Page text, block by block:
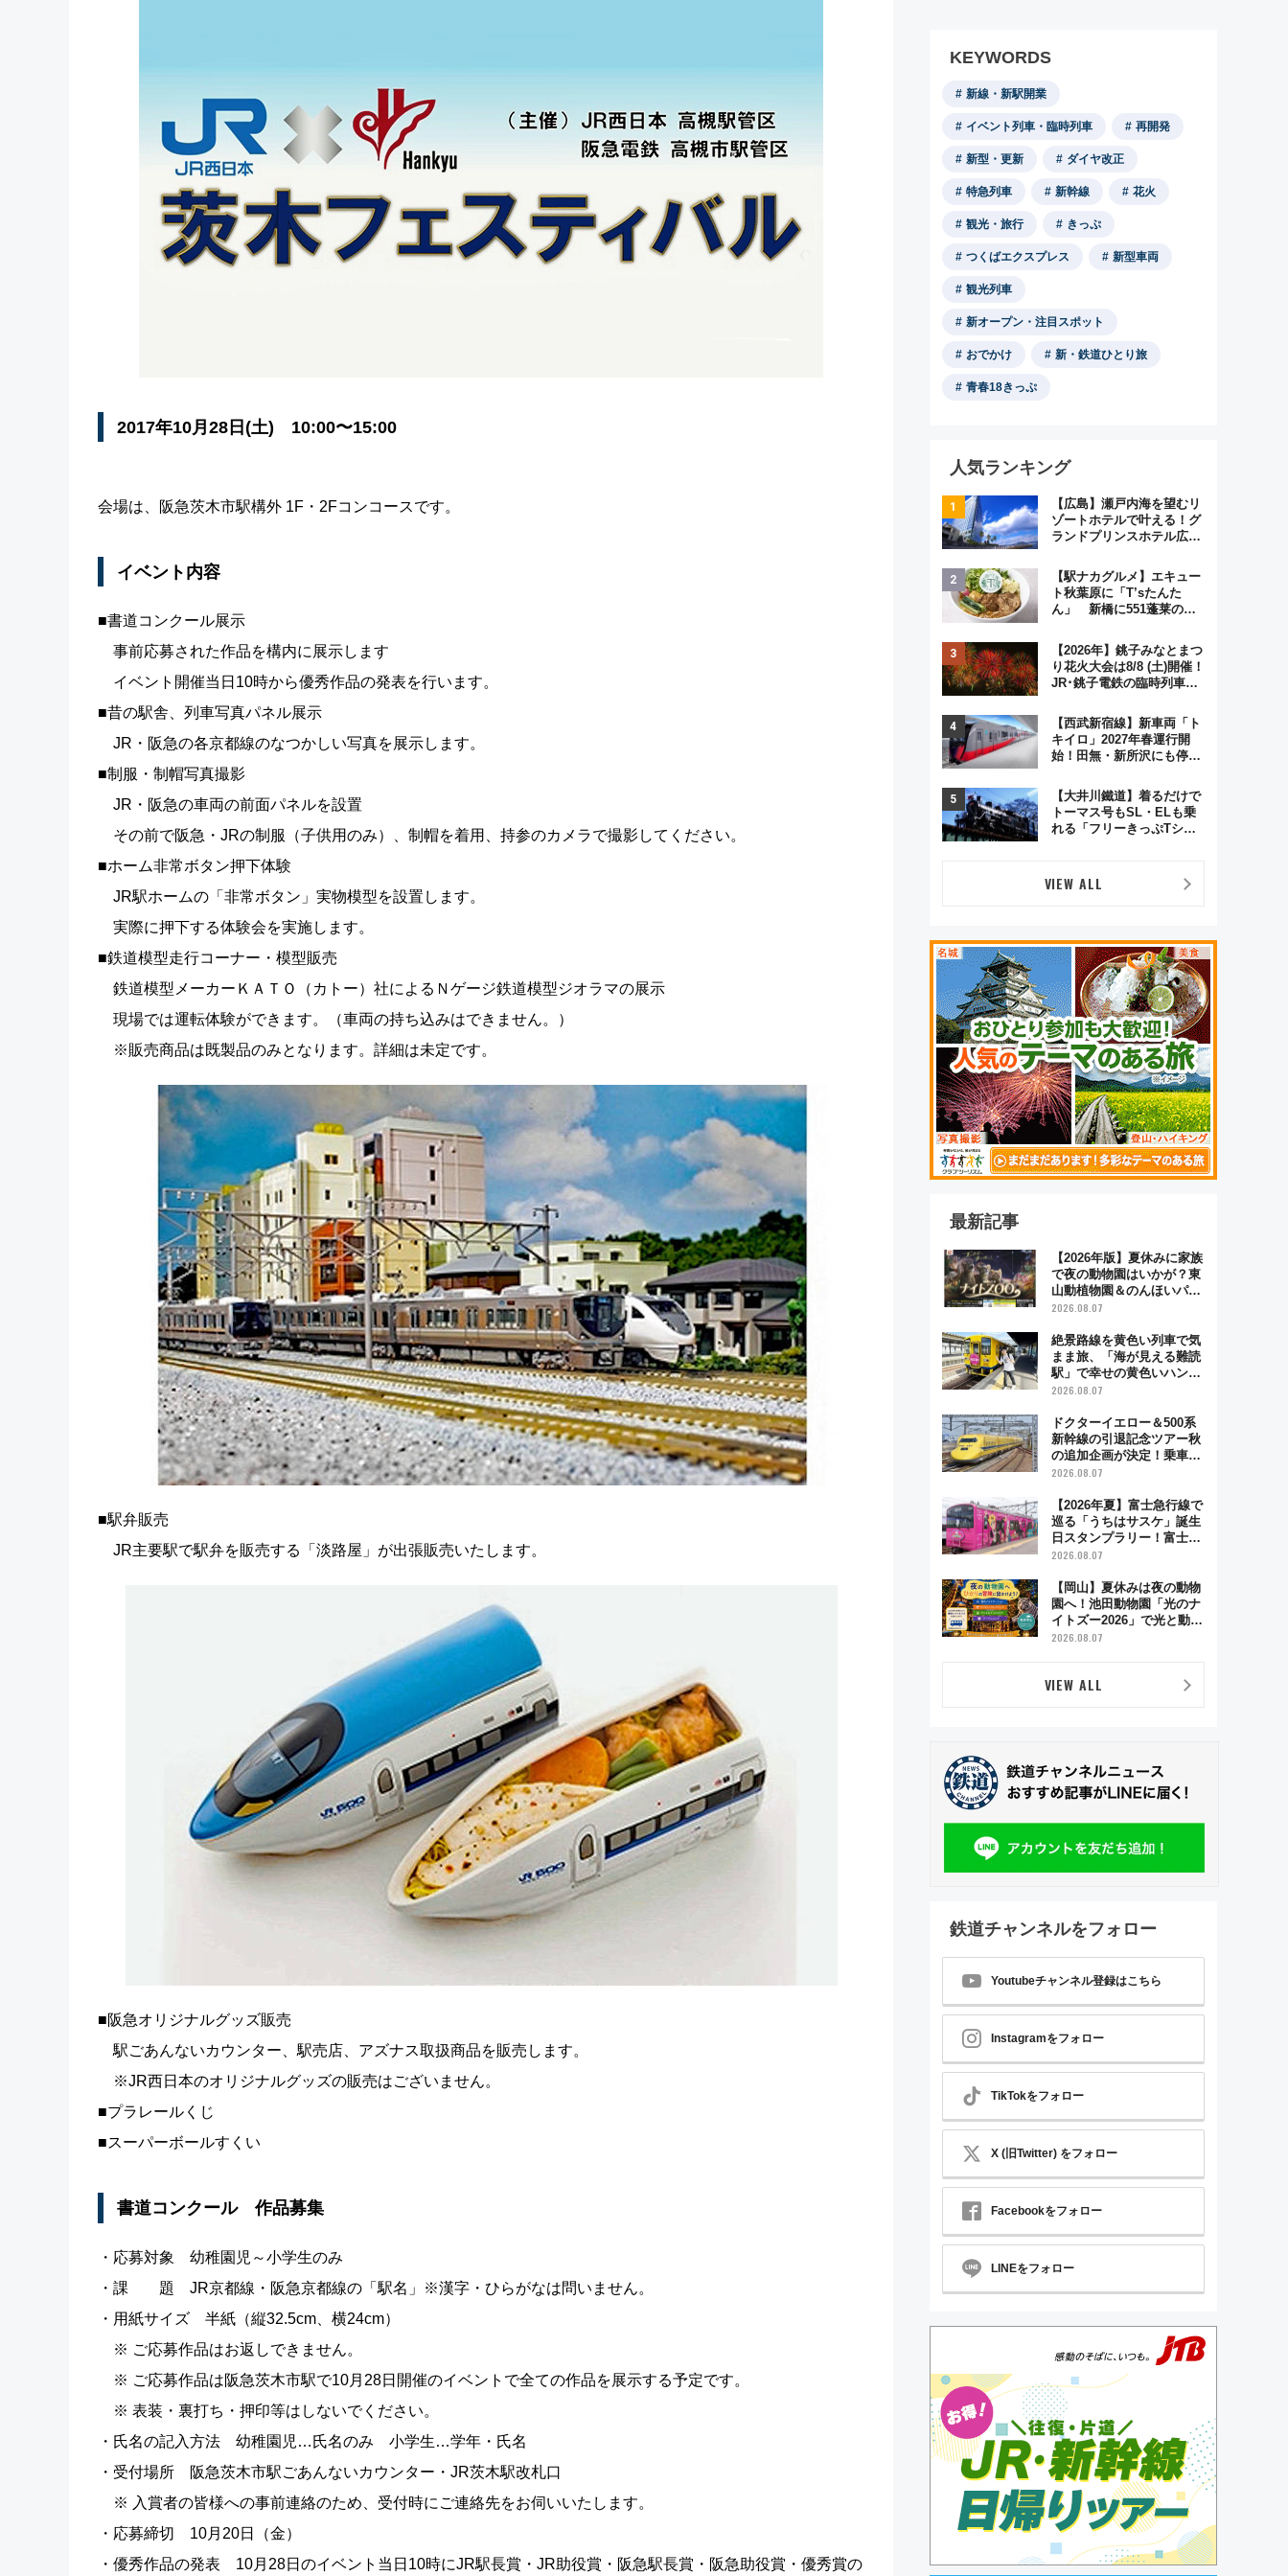
2017年10月28日(土) 10:00〜15:00
会場は、阪急茨木市駅構外 1F・2Fコンコースです。
イベント内容
■書道コンクール展示
事前応募された作品を構内に展示します
イベント開催当日10時から優秀作品の発表を行います。
■昔の駅舎、列車写真パネル展示
JR・阪急の各京都線のなつかしい写真を展示します。
■制服・制帽写真撮影
JR・阪急の車両の前面パネルを設置
その前で阪急・JRの制服（子供用のみ）、制帽を着用、持参のカメラで撮影してください。
■ホーム非常ボタン押下体験
JR駅ホームの「非常ボタン」実物模型を設置します。
実際に押下する体験会を実施します。
■鉄道模型走行コーナー・模型販売
鉄道模型メーカーＫＡＴＯ（カトー）社によるＮゲージ鉄道模型ジオラマの展示
現場では運転体験ができます。（車両の持ち込みはできません。）
※販売商品は既製品のみとなります。詳細は未定です。
■駅弁販売
JR主要駅で駅弁を販売する「淡路屋」が出張販売いたします。
■阪急オリジナルグッズ販売
駅ごあんないカウンター、駅売店、アズナス取扱商品を販売します。
※JR西日本のオリジナルグッズの販売はございません。
■プラレールくじ
■スーパーボールすくい
書道コンクール 作品募集
・応募対象 幼稚園児～小学生のみ
・課 題 JR京都線・阪急京都線の「駅名」※漢字・ひらがなは問いません。
・用紙サイズ 半紙（縦32.5cm、横24cm）
※ ご応募作品はお返しできません。
※ ご応募作品は阪急茨木市駅で10月28日開催のイベントで全ての作品を展示する予定です。
※ 表装・裏打ち・押印等はしないでください。
・氏名の記入方法 幼稚園児…氏名のみ 小学生…学年・氏名
・受付場所 阪急茨木市駅ごあんないカウンター・JR茨木駅改札口
※ 入賞者の皆様への事前連絡のため、受付時にご連絡先をお伺いいたします。
・応募締切 10月20日（金）
・優秀作品の発表 10月28日のイベント当日10時にJR駅長賞・JR助役賞・阪急駅長賞・阪急助役賞・優秀賞の
KEYWORDS
新線・新駅開業
イベント列車・臨時列車 再開発
新型・更新 ダイヤ改正
特急列車 新幹線 花火
観光・旅行 きっぷ
つくばエクスプレス 新型車両
観光列車
新オープン・注目スポット
おでかけ 新・鉄道ひとり旅
青春18きっぷ
人気ランキング
【広島】瀬戸内海を望むリ
ゾートホテルで叶える！グ
ランドプリンスホテル広島
ジュアルパーティープラン
【駅ナカグルメ】エキュー
ト秋葉原に「T’sたんた
ん」 新橋に551蓬莱の
オムライス専門店「肉とた
まご」新グルメ続々登場！
【2026年8月】
【2026年】銚子みなとまつ
り花火大会は8/8 (土)開催！
JR･銚子電鉄の臨時列車や
く8,000発の大迫力＆屋台
を満喫
【西武新宿線】新車両「ト
キイロ」2027年春運行開
始！田無・新所沢にも停
弾」も
【大井川鐵道】着るだけで
トーマス号もSL・ELも乗
れる「フリーきっぷTシャ
VIEW ALL
最新記事
【2026年版】夏休みに家族
で夜の動物園はいかが？東
山動植物園＆のんほいパー
ク「ナイトZOO」開催情報
2026.08.07
絶景路線を黄色い列車で気
まま旅、「海が見える難読
駅」で幸せの黄色いハンカ
チに願いを 「新・鉄道ひ
「島原鉄道」
2026.08.07
ドクターイエロー＆500系
新幹線の引退記念ツアー秋
の追加企画が決定！乗車体
験やグッズ・ホテル情報ま
2026.08.07
【2026年夏】富士急行線で
巡る「うちはサスケ」誕生
日スタンプラリー！富士急
ハイランド限定グルメ＆グ
2026.08.07
【岡山】夏休みは夜の動物
園へ！池田動物園「光のナ
イトズー2026」で光と動物
が彩る特別な夜
2026.08.07
VIEW ALL
鉄道チャンネルをフォロー
Youtubeチャンネル登録はこちら
Instagramをフォロー
TikTokをフォロー
X (旧Twitter) をフォロー
Facebookをフォロー
LINEをフォロー